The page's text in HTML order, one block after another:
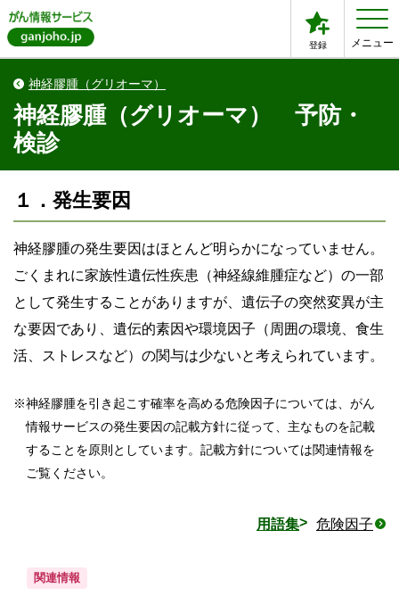
登録 メニュー
神経膠腫（グリオーマ）
神経膠腫（グリオーマ） 予防・
検診
１．発生要因
神経膠腫の発生要因はほとんど明らかになっていません。
ごくまれに家族性遺伝性疾患（神経線維腫症など）の一部
として発生することがありますが、遺伝子の突然変異が主
な要因であり、遺伝的素因や環境因子（周囲の環境、食生
活、ストレスなど）の関与は少ないと考えられています。
※神経膠腫を引き起こす確率を高める危険因子については、がん
情報サービスの発生要因の記載方針に従って、主なものを記載
することを原則としています。記載方針については関連情報を
ご覧ください。
用語集 危険因子
関連情報